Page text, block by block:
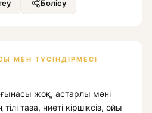
Бөлісу
МЕН ТҮСІНДІРМЕСІ
жоқ, астарлы мәні
таза, ниеті кіршіксіз, ойы